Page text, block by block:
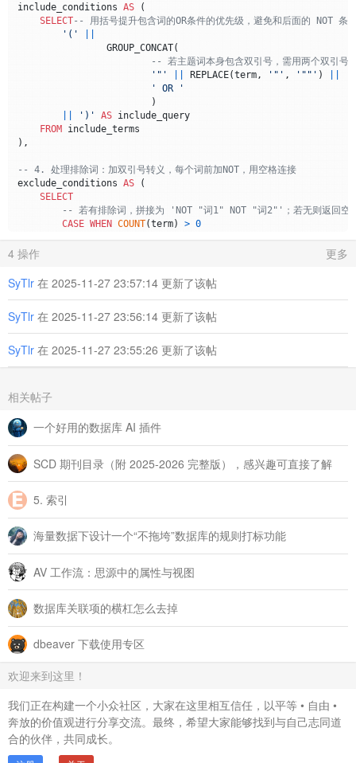
include_conditions AS (
SELECT-- 用括号提升包含词的OR条件的优先级，避免和后面的 NOT 条
'('
-- 若主题词本身包含双引号，需用两个双
'"'
REPLACE(term, '"' , '""' )
' OR '
')' AS include_query
FROM include_terms
),
-- 4. 处理排除词：加双引号转义，每个词前加NOT，用空格连接
exclude_conditions AS (
SELECT
-- 若有排除词，拼接为 'NOT "词1" NOT "词2"'；若无则返回空
CASE WHEN COUNT(term) > 0
FROM exclude_terms
),
-- 5. 合并包含和排除条件，生成最终FTS查询
search_conditions AS (
SELECT
-- 拼接包含条件和排除条件（若排除条件非空，加空格分隔）
FROM
-- >>>>>>>>>>>>  查询笔记卡片和内容标题 <<<<<<<<<<<<
-- 1. 查询卡片
note_card AS (
SELECT
	b.id, b.parent_id,
	b.content, b.hpath
FROM blocks b
		fts.content
MATCH
AND b.fcontent = ''
AND b.markdown
),
-- 2. 查询卡片的标签
common_blocks
SELECT
        b1.tag
FROM
        blocks_fts b1
4 操作
更多
SyTlr 在 2025-11-27 23:57:14 更新了该帖
SyTlr 在 2025-11-27 23:56:14 更新了该帖
SyTlr 在 2025-11-27 23:55:26 更新了该帖
相关帖子
一个好用的数据库 AI 插件
SCD 期刊目录（附 2025-2026 完整版），感兴趣可直接了解
5. 索引
海量数据下设计一个“不拖垮”数据库的规则打标功能
AV 工作流：思源中的属性与视图
数据库关联项的横杠怎么去掉
dbeaver 下载使用专区
欢迎来到这里！
我们正在构建一个小众社区，大家在这里相互信任，以平等 • 自由 •
奔放的价值观进行分享交流。最终，希望大家能够找到与自己志同道
合的伙伴，共同成长。